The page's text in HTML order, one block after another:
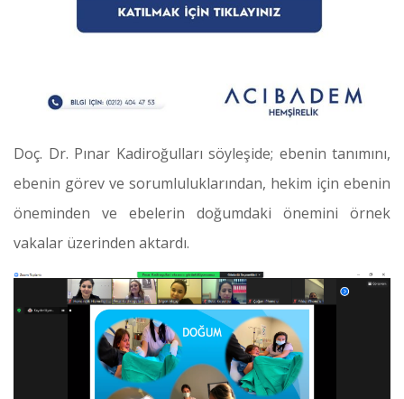
Doç. Dr. Pınar Kadiroğulları söyleşide; ebenin tanımını,
ebenin görev ve sorumluluklarından, hekim için ebenin
öneminden ve ebelerin doğumdaki önemini örnek
vakalar üzerinden aktardı.